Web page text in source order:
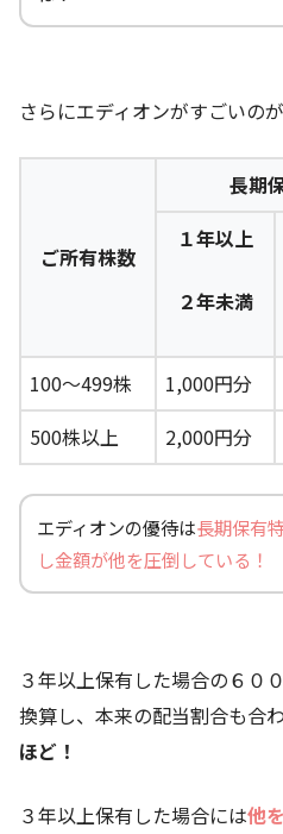
さらにエディオンがすごいのが
ご所有株数
長期
１年以上
２年未満
100～499株 1,000円分
500株以上
2,000円分
エディオンの優待は長期保有
し金額が他を圧倒している！
３年以上保有した場合の６０
換算し、本来の配当割合も合
ほど！
３年以上保有した場合には他